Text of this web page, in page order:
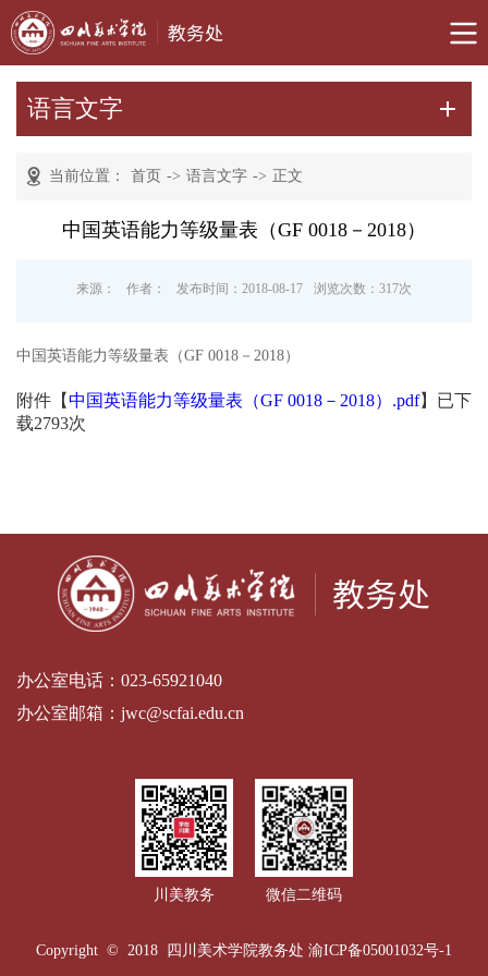
语言文字
当前位置： 首页 -> 语言文字 -> 正文
中国英语能力等级量表（GF 0018－2018）
来源： 作者： 发布时间：2018-08-17 浏览次数： 317次
中国英语能力等级量表（GF 0018－2018）
附件【中国英语能力等级量表（GF 0018－2018）.pdf】已下
载2793次
办公室电话： 023-65921040
办公室邮箱： jwc@scfai.edu.cn
川美教务 微信二维码
Copyright © 2018 四川美术学院教务处 渝ICP备05001032号-1